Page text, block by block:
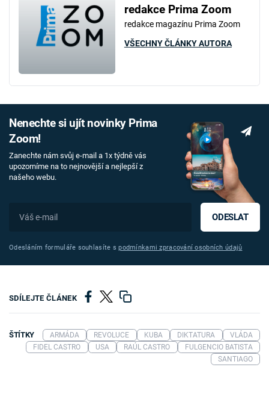
redakce Prima Zoom
redakce magazínu Prima Zoom
VŠECHNY ČLÁNKY AUTORA
Nenechte si ujít novinky Prima
Zoom!
Zanechte nám svůj e-mail a 1x týdně vás
upozorníme na to nejnovější a nejlepší z
našeho webu.
ODESLAT
Odesláním formuláře souhlasíte spodmínkami zpracování osobních údajů
SDÍLEJTE ČLÁNEK
ŠTÍTKY ARMÁDA REVOLUCE KUBA DIKTATURA
VLÁDA
FIDEL CASTRO
USA RAÚL CASTRO
FULGENCIO BATISTA
SANTIAGO